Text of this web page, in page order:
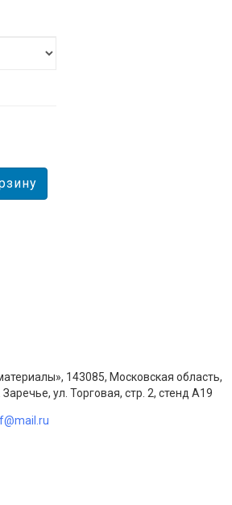
143085, Московская область,
ул. Торговая, стр. 2, стенд А19